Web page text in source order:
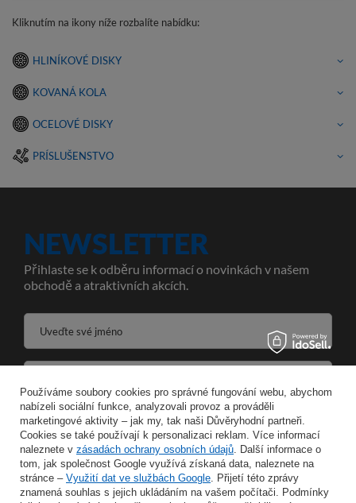
Kliknutím na ikony níže rozbalíte nabídku:
HLINÍKOVÉ DISKY
KOVANÁ KOLA
OCELOVÉ DISKY
PRÍSLUŠENSTVO
NEWSLETTER
Přihlaste se k odběru informací o novinkách v našem
obchodě a atraktivních akcích.
Uveďte své jméno
Souhlasím se zpracováním svých osobních údajů pro účely a v rozsahu služby Newsletter ve formátu
ULOŽIT
Používáme soubory cookies pro správné fungování webu, abychom
nabízeli sociální funkce, analyzovali provoz a prováděli
marketingové aktivity – jak my, tak naši Důvěryhodní partneři.
Cookies se také používají k personalizaci reklam. Více informací
naleznete v zásadách ochrany osobních údajů. Další informace o
tom, jak společnost Google využívá získaná data, naleznete na
stránce – Využití dat ve službách Google. Přijetí této zprávy
znamená souhlas s jejich ukládáním na vašem počítači. Podmínky